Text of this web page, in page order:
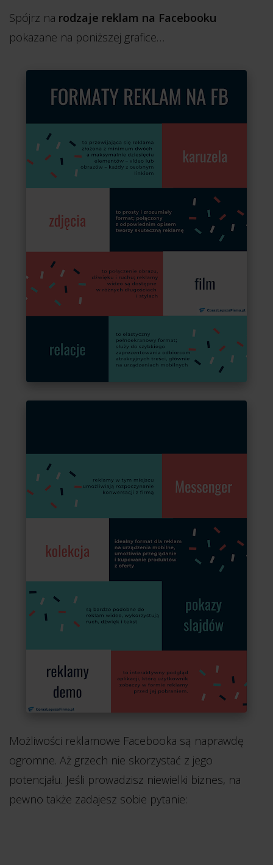
Spójrz na rodzaje reklam na Facebooku
pokazane na poniższej grafice…
Możliwości reklamowe Facebooka są naprawdę
ogromne. Aż grzech nie skorzystać z jego
potencjału. Jeśli prowadzisz niewielki biznes, na
pewno także zadajesz sobie pytanie: